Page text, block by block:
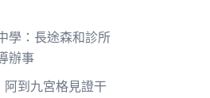
學：長途森和診所
辦事
到九宮格見證干